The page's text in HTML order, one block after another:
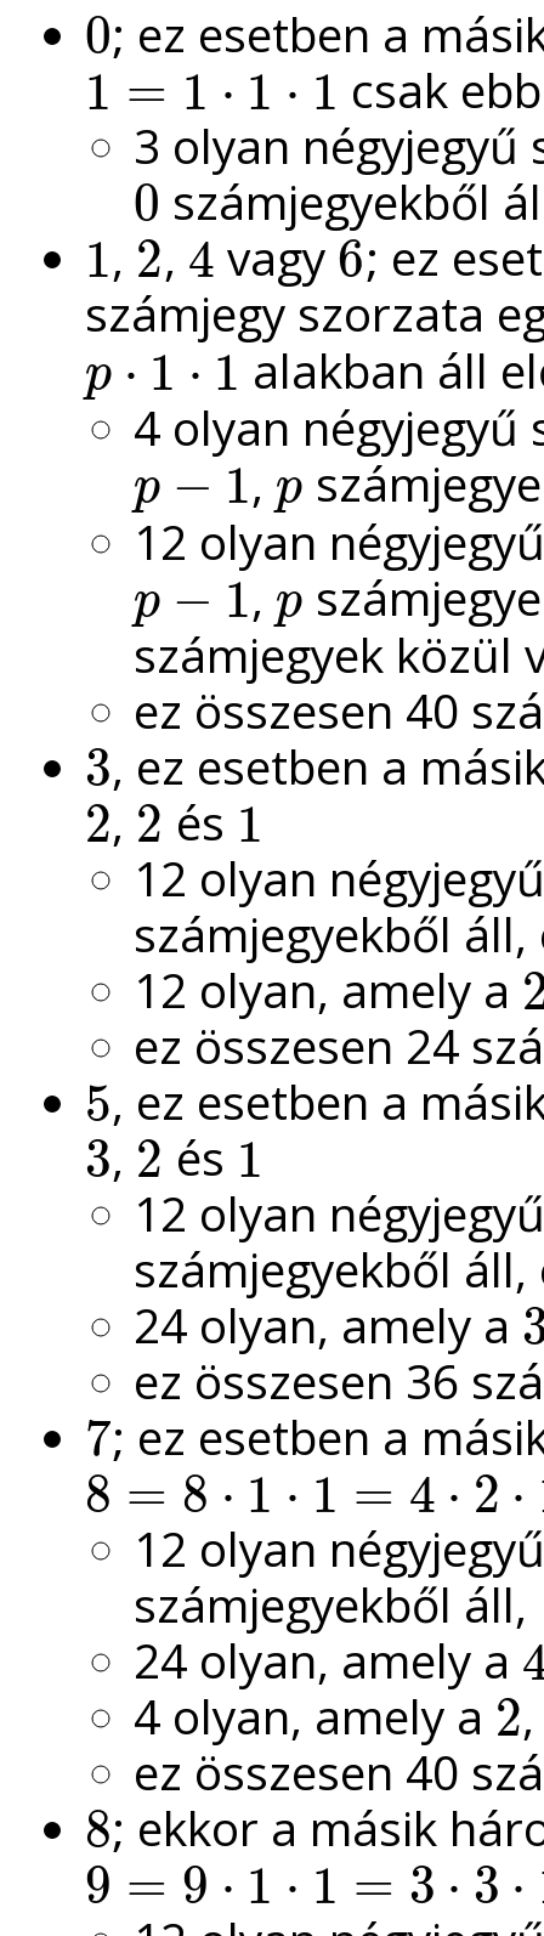
0
0 ; ez esetben a
1 = 1 ⋅ 1 ⋅ 1
1= ⋅1⋅1
csak
3 olyan
0
0 számjegyekből
1
1 , 2
2 , 4
4 vagy 6
6 ; ez
számjegy szorzata
p ⋅ 1 ⋅ 1
p⋅1 1
alakban áll
4 olyan
p − 1
p− , p
p
12 olyan
p − 1
p− , p
p
számjegyek közül
ez összesen 40
3
3 , ez esetben a
2
2 , 2
2 és 1
1
12 olyan
számjegyekből áll,
12 olyan, amely a 2
ez összesen 24
5
5 , ez esetben a
3
3 , 2
2 és 1
1
12 olyan
számjegyekből áll,
24 olyan, amely a 3
ez összesen 36
7
7 ; ez esetben a
8 = 8 ⋅ 1 ⋅ 1 = 4 ⋅ 2 ⋅
8= ⋅1⋅1 4⋅2 1 2⋅2 2
12 olyan
számjegyekből áll,
24 olyan, amely a 4
4 olyan, amely a 2
2
ez összesen 40
8
8 ; ekkor a másik
9 = 9 ⋅ 1 ⋅ 1 = 3 ⋅ 3 ⋅
9= ⋅1⋅1 3⋅3 1